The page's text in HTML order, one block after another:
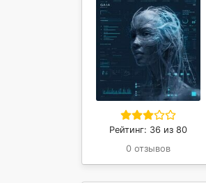
Рейтинг: 36 из 80
0 отзывов